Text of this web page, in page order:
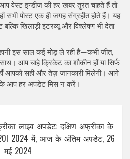
वेस्ट इन्डीज की हर खबर तुरंत चाहते हैं तो
सभी पोस्ट एक ही जगह संग्रहीत होते हैं। यह
खिलाड़ी इंटरव्यू और विश्लेषण भी देता
इस साल कई मोड़ ले रही है—कभी जीत,
आप चाहे क्रिकेट का शौकीन हों या सिर्फ
आपको सही और तेज़ जानकारी मिलेगी। आगे
आप हर अपडेट मिस न करें।
लाइव अपडेट: दक्षिण अफ्रीका के
2024 में, आज के अंतिम अपडेट, 26
मई 2024